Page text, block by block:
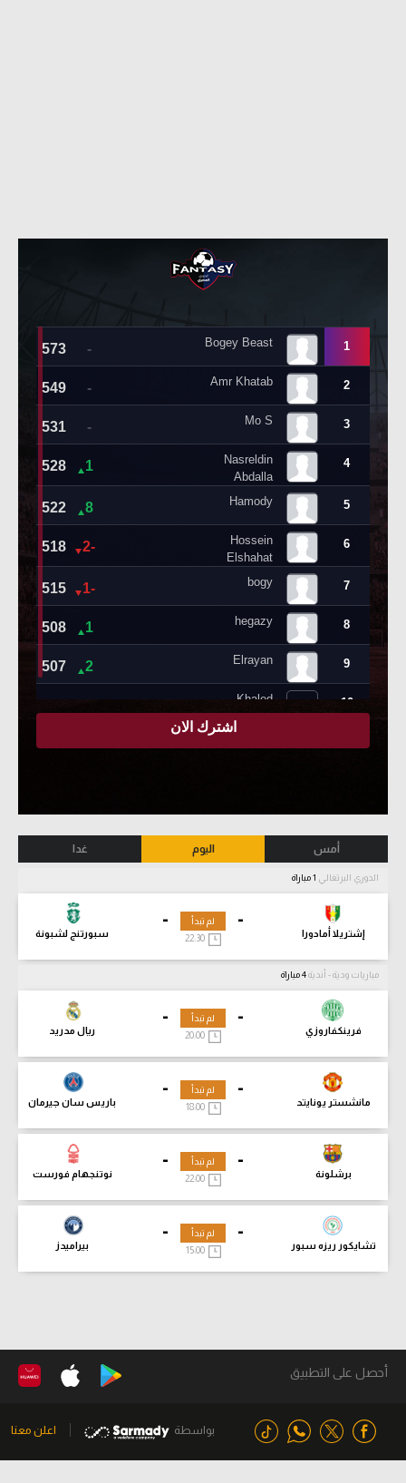
أمس اليوم غدا
الدوري البرتغالي
-
إشتريلا أمادورا
-
سبورتنج لشبونة
لم تبدأ
مباريات ودية - أندية
-
فرينكفاروزي
-
ريال مدريد
لم تبدأ
-
مانشستر يونايتد
-
باريس سان جيرمان
لم تبدأ
18:00
-
برشلونة
-
نوتنجهام فورست
لم تبدأ
-
تشايكور ريزه سبور
-
بيراميدز
لم تبدأ
15:00
أحصل على التطبيق
بواسطة اعلن معنا